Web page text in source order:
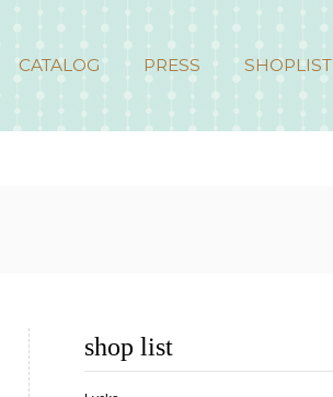
CATALOG PRESS SHOPLIST
shop list